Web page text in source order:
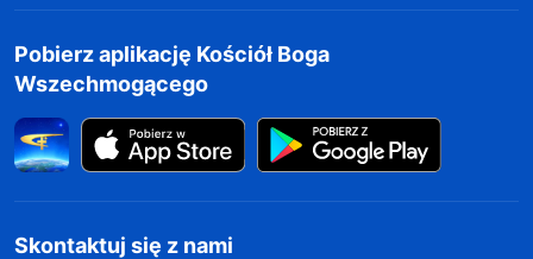
Pobierz aplikację Kościół Boga
Wszechmogącego
Skontaktuj się z nami